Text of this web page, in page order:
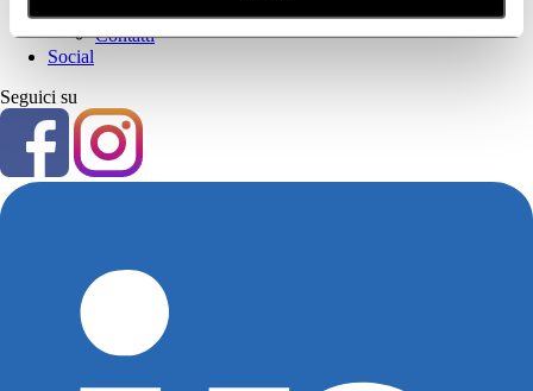
Seconda Parte
Contatti
Social
Seguici su